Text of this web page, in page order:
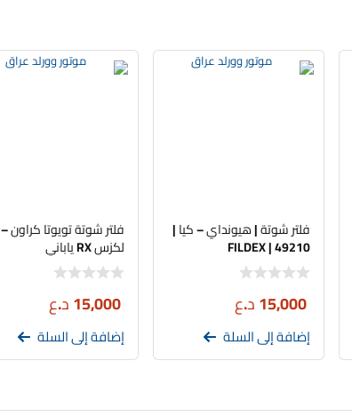
فلتر شوتة | هيونداي – كيا |
FILDEX | 49210
15,000د.ع
إضافة إلى السلة
فلتر شوتة تويوتا كراون –
لكزس RX ياباني
15,000د.ع
إضافة إلى السلة